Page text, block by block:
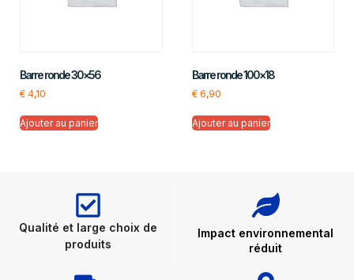
Barre ronde 30×56
€ 4,10
Ajouter au panier
Barre ronde 100×18
€6,90
Ajouter au panier
Qualité et large choix de
produits
Impact environnemental
réduit